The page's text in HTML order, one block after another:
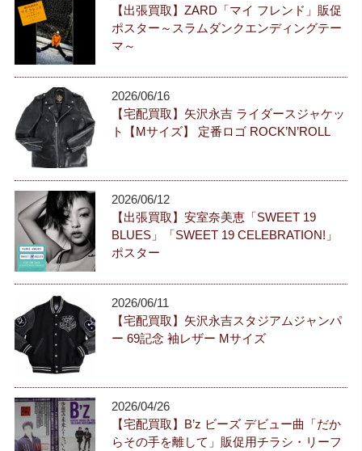
【出張買取】ZARD「マイ フレンド」販促
ポスター～スラムダンクエンディングテー
マ～
2026/06/16
【宅配買取】矢沢永吉 ライダースジャケッ
ト【Mサイズ】 定番ロゴ ROCK’N’ROLL
2026/06/12
【出張買取】安室奈美恵「SWEET 19
BLUES」「SWEET 19 CELEBRATION!」
ポスター
2026/06/11
【宅配買取】矢沢永吉スタジアムジャンパ
ー 69記念 袖レザー Mサイズ
2026/04/26
【宅配買取】B’z ビーズ デビュー曲「だか
らその手を離して」販促用チラシ・リーフ